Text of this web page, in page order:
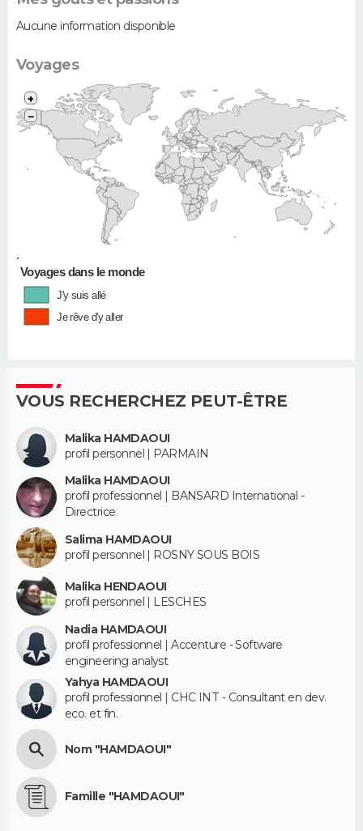
Aucune information disponible
Voyages
•
+
−
Voyages dans le monde
J'y suis allé
Je rêve d'y aller
VOUS RECHERCHEZ PEUT-ÊTRE
Malika HAMDAOUI
profil personnel | PARMAIN
Malika HAMDAOUI
profil professionnel | BANSARD International -
Directrice
Salima HAMDAOUI
profil personnel | ROSNY SOUS BOIS
Malika HENDAOUI
profil personnel | LESCHES
Nadia HAMDAOUI
profil professionnel | Accenture - Software
engineering analyst
Yahya HAMDAOUI
profil professionnel | CHC INT - Consultant en dev.
eco. et fin.
Nom "HAMDAOUI"
Famille "HAMDAOUI"